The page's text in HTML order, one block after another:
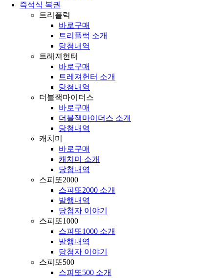
즉석식 복권
트리플럭
바로구매
트리플럭 소개
당첨내역
트레져헌터
바로구매
트레져헌터 소개
당첨내역
더블잭마이더스
바로구매
더블잭마이더스 소개
당첨내역
캐치미
바로구매
캐치미 소개
당첨내역
스피또2000
스피또2000 소개
발행내역
당첨자 이야기
스피또1000
스피또1000 소개
발행내역
당첨자 이야기
스피또500
스피또500 소개